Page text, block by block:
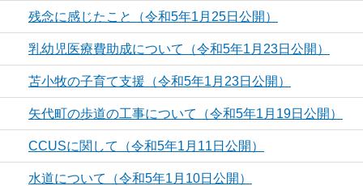
残念に感じたこと（令和5年1月25日公開）
乳幼児医療費助成について（令和5年1月23日公開）
苫小牧の子育て支援（令和5年1月23日公開）
矢代町の歩道の工事について（令和5年1月19日公開）
CCUSに関して（令和5年1月11日公開）
水道について（令和5年1月10日公開）